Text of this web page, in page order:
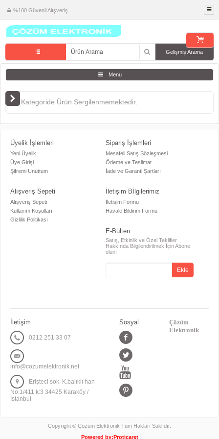
%100 Güvenli Alışveriş
Gelişmiş Arama
Menu
Bu Kategoride Ürün Sergilenmemektedir.
Üyelik İşlemleri
Yeni Üyelik
Üye Girişi
Şifremi Unuttum
Sipariş İşlemleri
Mesafeli Satış Sözleşmesi
Ödeme ve Teslimat
İade ve Garanti Şartları
Alışveriş Sepeti
Alışveriş Sepeti
Kullanım Koşulları
Gizlilik Politikası
İletişim Bİlgilerimiz
İletişim Formu
Havale Bildirim Formu
E-Bülten
Satış, Etkinlik ve Özel Teklifler
Hakkında Bilgilendirilmek İçin Abone
olun!
İletişim
0212 251 33 07
info@cozumelektronik.net
Erişteci sok. K.balıklı han
No:1/411 k:3 34425 Karaköy /
Istanbul
Sosyal
Çözüm
Elektronik
Copyright © Çözüm Elektronik Tüm Hakları Saklıdır.
Powered by:Proticaret